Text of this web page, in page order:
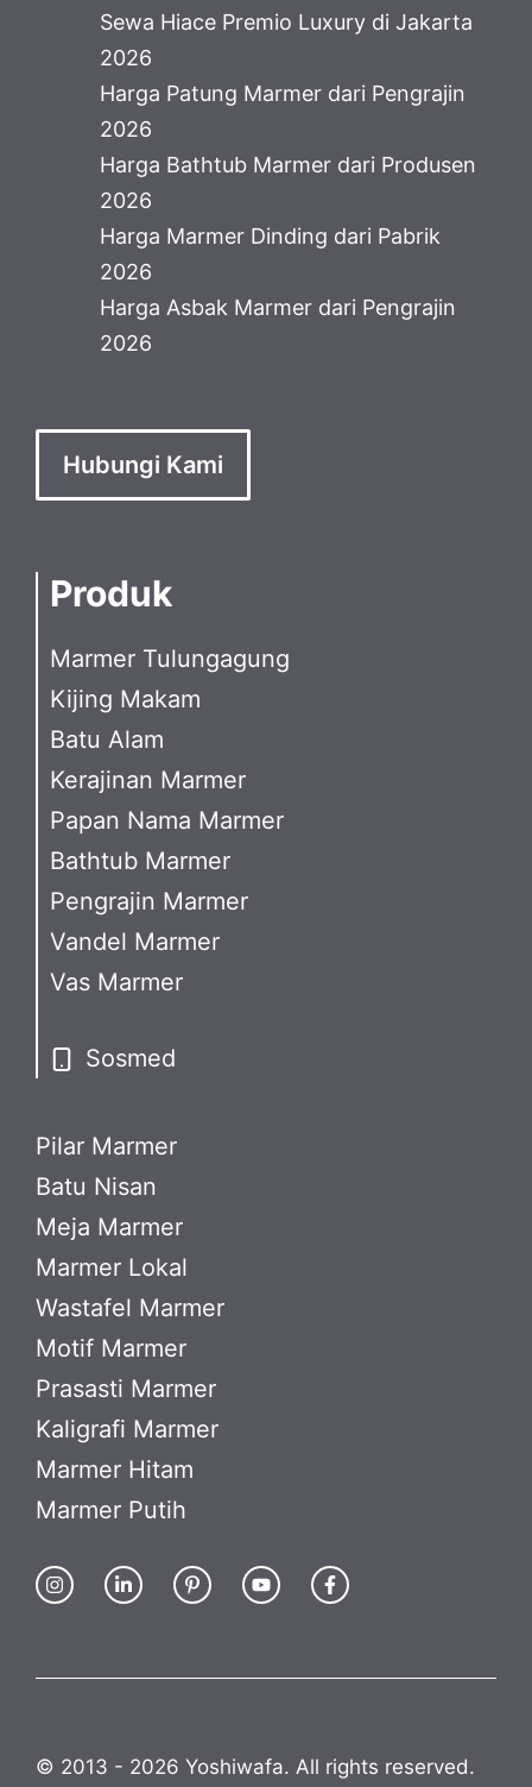
Sewa Hiace Premio Luxury di Jakarta
2026
Harga Patung Marmer dari Pengrajin
2026
Harga Bathtub Marmer dari Produsen
2026
Harga Marmer Dinding dari Pabrik
2026
Harga Asbak Marmer dari Pengrajin
2026
Hubungi Kami
Produk
Marmer Tulungagung
Kijing Makam
Batu Alam
Kerajinan Marmer
Papan Nama Marmer
Bathtub Marmer
Pengrajin Marmer
Vandel Marmer
Vas Marmer
Sosmed
Pilar Marmer
Batu Nisan
Meja Marmer
Marmer Lokal
Wastafel Marmer
Motif Marmer
Prasasti Marmer
Kaligrafi Marmer
Marmer Hitam
Marmer Putih
© 2013 - 2026 Yoshiwafa. All rights reserved.